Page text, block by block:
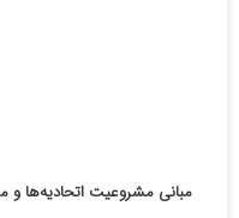
مبانی مشروعیت اتحادیه‌ها و